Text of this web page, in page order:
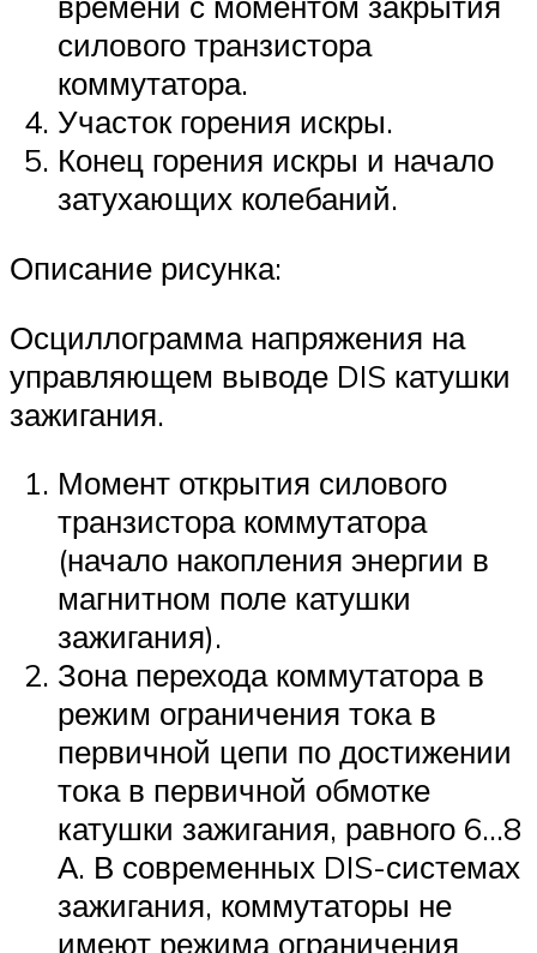
силового транзистора
коммутатора.
Участок горения искры.
Конец горения искры и начало
затухающих колебаний.
Описание рисунка:
Осциллограмма напряжения на
управляющем выводе DIS катушки
зажигания.
Момент открытия силового
транзистора коммутатора
(начало накопления энергии в
магнитном поле катушки
зажигания).
Зона перехода коммутатора в
режим ограничения тока в
первичной цепи по достижении
тока в первичной обмотке
катушки зажигания, равного 6…8
А. В современных DIS-системах
зажигания, коммутаторы не
имеют режима ограничения